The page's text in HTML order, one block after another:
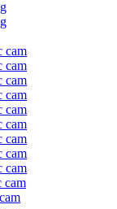
cam
cam
cam
cam
cam
cam
cam
cam
cam
cam